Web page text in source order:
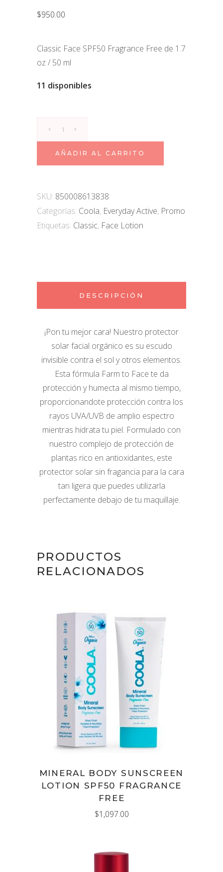
$950.00
Classic Face SPF50 Fragrance Free de 1.7
oz / 50 ml
11 disponibles
SPF50
Fragrance
quantity
AÑADIR AL CARRITO
SKU: 850008613838
Categorías: Coola, Everyday Active, Promo
Etiquetas: Classic, Face Lotion
DESCRIPCIÓN
¡Pon tu mejor cara! Nuestro protector
solar facial orgánico es su escudo
invisible contra el sol y otros elementos.
Esta fórmula Farm to Face te da
protección y humecta al mismo tiempo,
proporcionandote protección contra los
rayos UVA/UVB de amplio espectro
mientras hidrata tu piel. Formulado con
nuestro complejo de protección de
plantas rico en antioxidantes, este
protector solar sin fragancia para la cara
tan ligera que puedes utilizarla
perfectamente debajo de tu maquillaje.
PRODUCTOS
RELACIONADOS
AÑADIR AL CARRITO
MINERAL BODY SUNSCREEN
LOTION SPF50 FRAGRANCE
FREE
$1,097.00